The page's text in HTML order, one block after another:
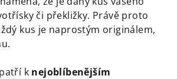
či překližky. Právě proto
kus je naprostým originálem,
k nejoblíbenějším